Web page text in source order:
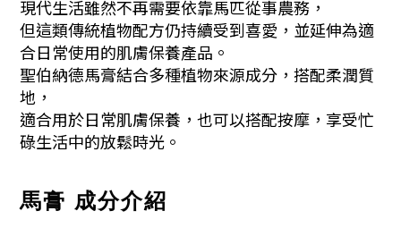
現代生活雖然不再需要依靠馬匹從事農務，
但這類傳統植物配方仍持續受到喜愛，並延伸為適
合日常使用的肌膚保養產品。
聖伯納德馬膏結合多種植物來源成分，搭配柔潤質
地，
適合用於日常肌膚保養，也可以搭配按摩，享受忙
碌生活中的放鬆時光。
馬膏 成分介紹